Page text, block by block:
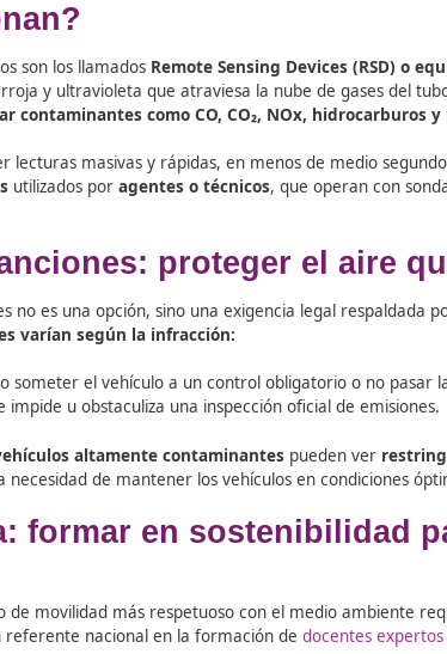
una movilidad verdaderamente
tecnología
conoce como «radares«, estos dispositivos
. Su función es detectar y registrar la
el tráfico.
son los llamadosRemote Sensing
infrarroja y ultravioleta que atraviesa la nube
contaminantes como CO, CO₂, NOx,
lecturas masivas y rápidas, en menos de
utilizados poragentes o técnicos, que
sanciones: proteger el
no es una opción, sino una exigencia